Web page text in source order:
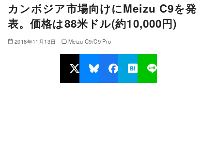
カンボジア市場向けにMeizu C9を発
表。価格は88米ドル(約10,000円)
2018年11月13日 Meizu C9/C9 Pro